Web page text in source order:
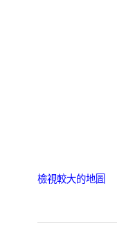
檢視較大的地圖